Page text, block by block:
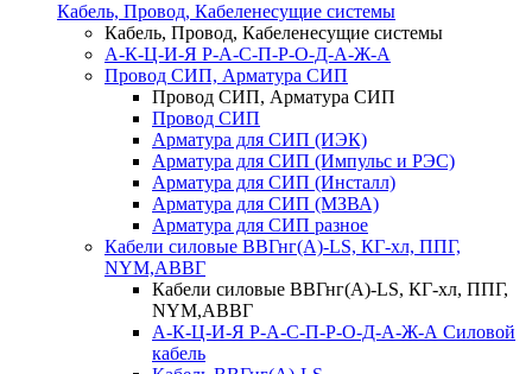
Кабель, Провод, Кабеленесущие системы
Кабель, Провод, Кабеленесущие системы
А-К-Ц-И-Я Р-А-С-П-Р-О-Д-А-Ж-А
Провод СИП, Арматура СИП
Провод СИП, Арматура СИП
Провод СИП
Арматура для СИП (ИЭК)
Арматура для СИП (Импульс и РЭС)
Арматура для СИП (Инсталл)
Арматура для СИП (МЗВА)
Арматура для СИП разное
Кабели силовые ВВГнг(А)-LS, КГ-хл, ППГ,
NYM,АВВГ
Кабели силовые ВВГнг(А)-LS, КГ-хл, ППГ,
NYM,АВВГ
А-К-Ц-И-Я Р-А-С-П-Р-О-Д-А-Ж-А Силовой
кабель